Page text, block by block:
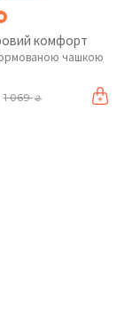
комфорт
чашкою
1 069₴